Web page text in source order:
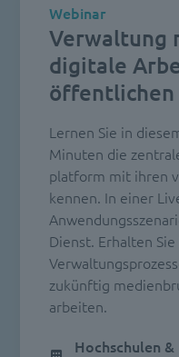
Verwaltung
digitale
öffentlichen
Webinar
Lernen Sie in
Minuten die
platform mit ihren
kennen. In einer
Dienst. Erhalten
zukünftig
arbeiten.
Hochschulen